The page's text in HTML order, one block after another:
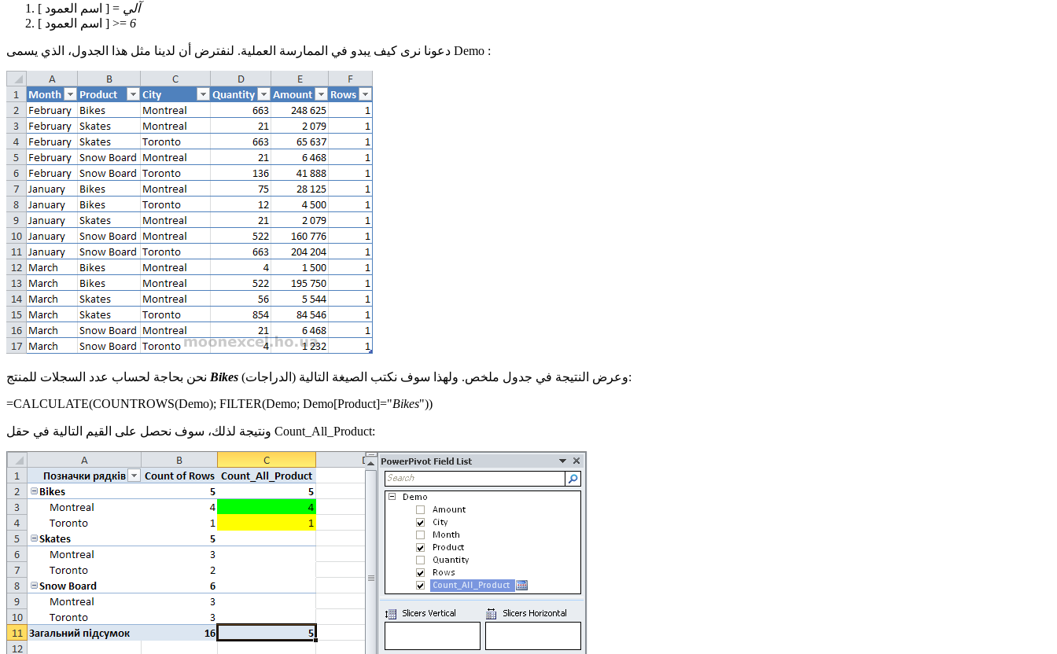
[ ] = آلي
[
] >= 6
Demo :
Bikes
(الدراجات) وعرض النتيجة في جدول ملخص. ولهذا سوف نكتب الصيغة التالية:
=CALCULATE(COUNTROWS(Demo); FILTER(Demo; Demo[Product]="Bikes"))
ونتيجة لذلك، سوف نحصل على القيم التالية في حقل Count_All_Product: